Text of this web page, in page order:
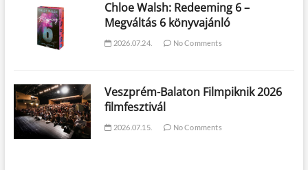
Chloe Walsh: Redeeming 6 –
Megváltás 6 könyvajánló
2026.07.24. No Comments
Veszprém-Balaton Filmpiknik 2026
filmfesztivál
2026.07.15. No Comments